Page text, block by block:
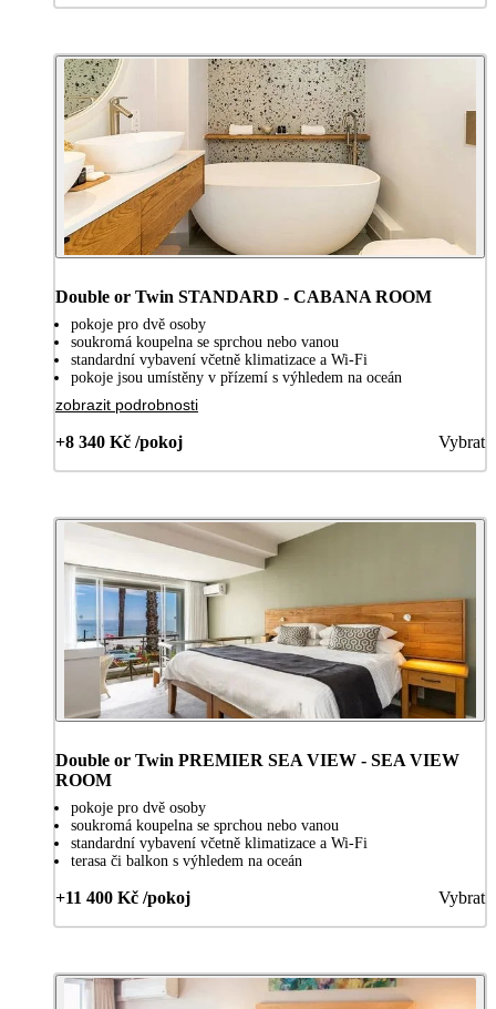
Double or Twin STANDARD - CABANA ROOM
pokoje pro dvě osoby
soukromá koupelna se sprchou nebo vanou
standardní vybavení včetně klimatizace a Wi-Fi
pokoje jsou umístěny v přízemí s výhledem na oceán
zobrazit podrobnosti
+8 340 Kč /pokoj Vybrat
Double or Twin PREMIER SEA VIEW - SEA VIEW
ROOM
pokoje pro dvě osoby
soukromá koupelna se sprchou nebo vanou
standardní vybavení včetně klimatizace a Wi-Fi
terasa či balkon s výhledem na oceán
+11 400 Kč /pokoj Vybrat